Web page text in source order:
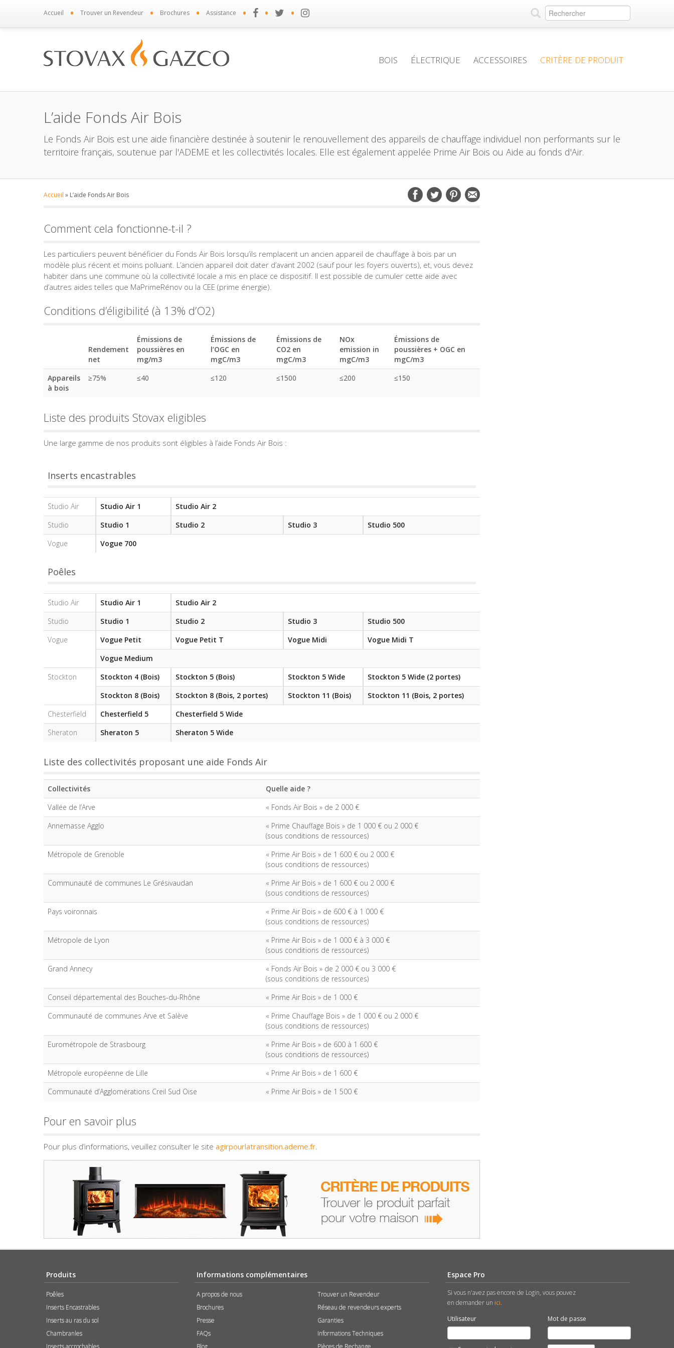
Accueil • Trouver un Revendeur • Brochures • Assistance • • •
BOIS ÉLECTRIQUE ACCESSOIRES CRITÈRE DE PRODUIT
L’aide Fonds Air Bois
Le Fonds Air Bois est une aide financière destinée à soutenir le renouvellement des appareils de chauffage individuel non performants sur le
territoire français, soutenue par l'ADEME et les collectivités locales. Elle est également appelée Prime Air Bois ou Aide au fonds d'Air.
Accueil » L’aide Fonds Air Bois
Comment cela fonctionne-t-il ?
Les particuliers peuvent bénéficier du Fonds Air Bois lorsqu’ils remplacent un ancien appareil de chauffage à bois par un
modèle plus récent et moins polluant. L’ancien appareil doit dater d’avant 2002 (sauf pour les foyers ouverts), et, vous devez
habiter dans une commune où la collectivité locale a mis en place ce dispositif. Il est possible de cumuler cette aide avec
d’autres aides telles que MaPrimeRénov ou la CEE (prime énergie).
Conditions d’éligibilité (à 13% d’O2)
Rendement
net
Émissions de
poussières en
mg/m3
Émissions de
l’OGC en
mgC/m3
Émissions de
CO2 en
mgC/m3
NOx
emission in
mgC/m3
Émissions de
poussières + OGC en
mgC/m3
Appareils
à bois
≥75% ≤40 ≤120 ≤1500 ≤200 ≤150
Liste des produits Stovax eligibles
Une large gamme de nos produits sont éligibles à l’aide Fonds Air Bois :
Inserts encastrables
Studio Air Studio Air 1
Studio Air 2
Studio
Studio 1 Studio 2 Studio 3
Studio 500
Vogue
Vogue 700
Poêles
Studio Air Studio Air 1
Studio Air 2
Studio
Studio 1 Studio 2 Studio 3
Studio 500
Vogue
Vogue Petit Vogue Petit T Vogue Midi
Vogue Midi T
Vogue Medium
Stockton
Stockton 4 (Bois) Stockton 5 (Bois) Stockton 5 Wide
Stockton 5 Wide (2 portes)
Stockton 8 (Bois)
Stockton 8 (Bois, 2 portes) Stockton 11 (Bois)
Stockton 11 (Bois, 2 portes)
Chesterfield
Chesterfield 5
Chesterfield 5 Wide
Sheraton
Sheraton 5 Sheraton 5 Wide
Liste des collectivités proposant une aide Fonds Air
Collectivités
Quelle aide ?
Vallée de l’Arve
« Fonds Air Bois » de 2 000 €
Annemasse Agglo
« Prime Chauffage Bois » de 1 000 € ou 2 000 €
(sous conditions de ressources)
Métropole de Grenoble
« Prime Air Bois » de 1 600 € ou 2 000 €
(sous conditions de ressources)
Communauté de communes Le Grésivaudan
« Prime Air Bois » de 1 600 € ou 2 000 €
(sous conditions de ressources)
Pays voironnais
« Prime Air Bois » de 600 € à 1 000 €
(sous conditions de ressources)
Métropole de Lyon
« Prime Air Bois » de 1 000 € à 3 000 €
(sous conditions de ressources)
Grand Annecy
« Fonds Air Bois » de 2 000 € ou 3 000 €
(sous conditions de ressources)
Conseil départemental des Bouches-du-Rhône
« Prime Air Bois » de 1 000 €
Communauté de communes Arve et Salève
« Prime Chauffage Bois » de 1 000 € ou 2 000 €
(sous conditions de ressources)
Eurométropole de Strasbourg
« Prime Air Bois » de 600 à 1 600 €
(sous conditions de ressources)
Métropole européenne de Lille
« Prime Air Bois » de 1 600 €
Communauté d’Agglomérations Creil Sud Oise
« Prime Air Bois » de 1 500 €
Pour en savoir plus
Pour plus d’informations, veuillez consulter le site agirpourlatransition.ademe.fr.
Produits
Poêles
Inserts Encastrables
Inserts au ras du sol
Chambranles
Inserts accrochables
Informations complémentaires
A propos de nous
Brochures
Presse
FAQs
Blog
Trouver un Revendeur
Réseau de revendeurs experts
Garanties
Informations Techniques
Pièces de Rechange
Espace Pro
Si vous n'avez pas encore de Login, vous pouvez
en demander un ici.
Utilisateur
Mot de passe